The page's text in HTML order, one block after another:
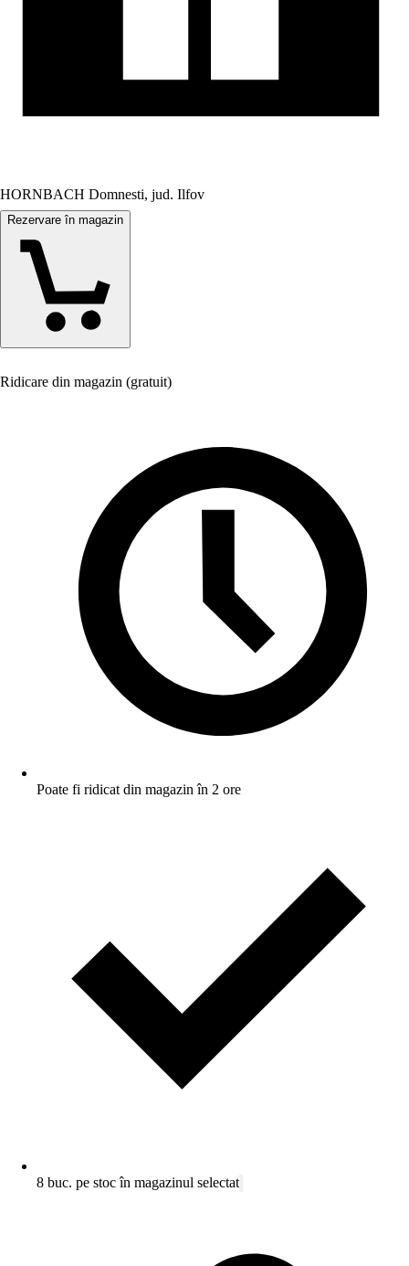
HORNBACH Domnesti, jud. Ilfov
Rezervare în magazin
Ridicare din magazin (gratuit)
Poate fi ridicat din magazin în 2 ore
8 buc. pe stoc în magazinul selectat